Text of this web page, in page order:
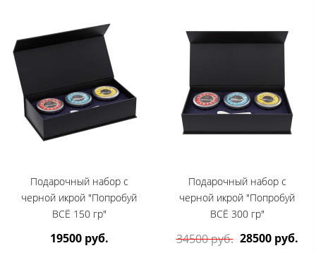
Подарочный набор с
черной икрой "Попробуй
ВСЁ 150 гр"
19500 руб.
Подарочный набор с
черной икрой "Попробуй
ВСЁ 300 гр"
34500 руб. 28500 руб.